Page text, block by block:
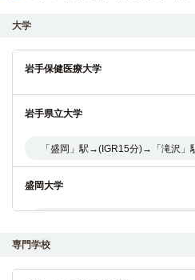
大学
岩手保健医療大学
岩手県立大学
「盛岡」駅→(IGR15分)→「滝沢」
盛岡大学
岩手大学
専門学校